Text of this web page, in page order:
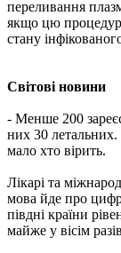
переливання
якщо цю
стану
Світові новини
- Менше 200
них 30 летальних.
мало хто вірить.
Лікарі та
мова йде про
півдні країни
майже у вісім